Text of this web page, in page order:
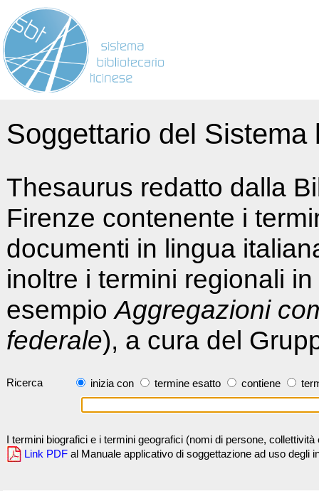
Soggettario del
Thesaurus redatto dalla
Firenze contenente i
documenti in lingua
inoltre i termini regionali
esempioAggregazioni
federale), a cura del
Ricerca inizia con termine esatto contiene
I termini biografici e i termini geografici (nomi di persone,
Link PDF al Manuale applicativo di soggettazione ad uso degli